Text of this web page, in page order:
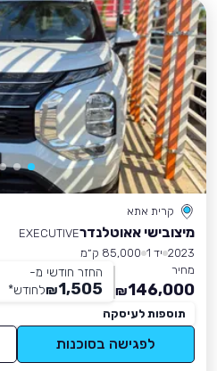
קרית אתא
מיצובישי אאוטלנדרEXECUTIVE
2023 יד 1
85,000 ק״מ
מחיר
146,000
₪
החזר חודשי מ-
1,505
₪לחודש*
תוספות לעיסקה
לפגישה בסוכנות